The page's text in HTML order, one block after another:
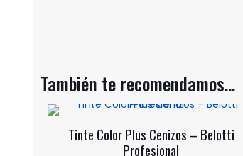
También te recomendamos…
Tinte Color Plus Cenizos – Belotti
Profesional